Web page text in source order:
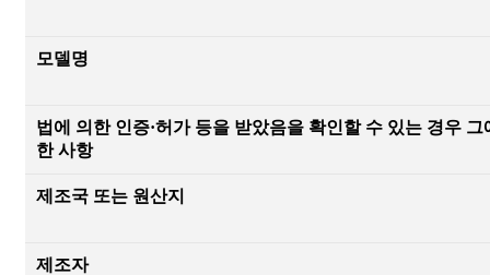
모델명
법에 의한 인증·허가 등을 받았음을 확인할 수 있는 경우 그
한 사항
제조국 또는 원산지
제조자